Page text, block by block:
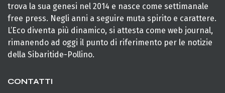
trova la sua genesi nel 2014 e nasce come settimanale
free press. Negli anni a seguire muta spirito e carattere.
L’Eco diventa più dinamico, si attesta come web journal,
rimanendo ad oggi il punto di riferimento per le notizie
della Sibaritide-Pollino.
CONTATTI